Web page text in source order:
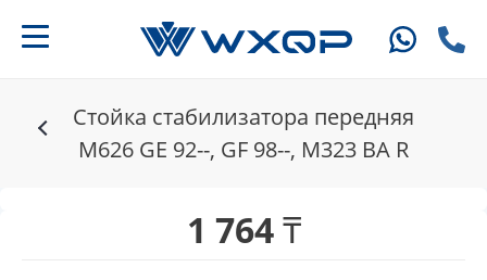
Стойка стабилизатора передняя
M626 GE 92--, GF 98--, M323 BA R
1 764 ₸